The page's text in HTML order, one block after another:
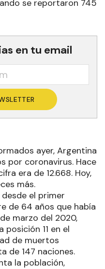
se reportaron 745
en tu email
ayer, Argentina
por coronavirus. Hace
era de 12.668. Hoy,
más.
el primer
de 64 años que había
marzo del 2020,
posición 11 en el
de muertos
de 147 naciones.
la población,